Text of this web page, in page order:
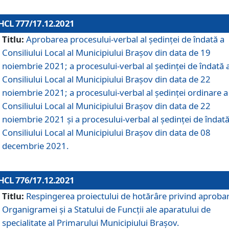
777/17.12.2021
Titlu: Aprobarea procesului-verbal al şedinţei de îndată a
Consiliului Local al Municipiului Braşov din data de 19
noiembrie 2021; a procesului-verbal al şedinţei de îndată
Consiliului Local al Municipiului Braşov din data de 22
noiembrie 2021; a procesului-verbal al şedinţei ordinare a
Consiliului Local al Municipiului Braşov din data de 22
noiembrie 2021 și a procesului-verbal al şedinţei de
Consiliului Local al Municipiului Braşov din data de 08
decembrie 2021.
776/17.12.2021
Titlu: Respingerea proiectului de hotărâre privind
Organigramei şi a Statului de Funcţii ale aparatului de
specialitate al Primarului Municipiului Braşov.